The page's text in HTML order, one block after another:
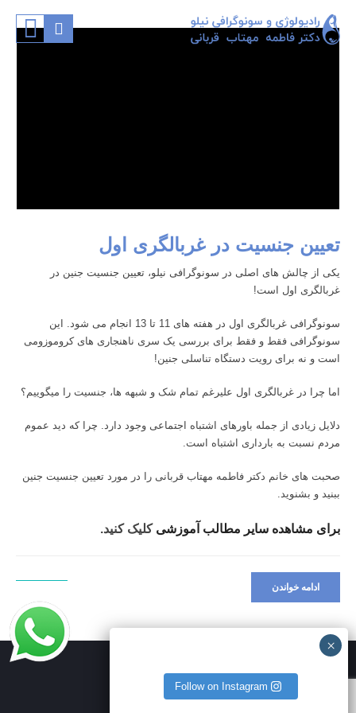
تعیین جنسیت در غربالگری اول
یکی از چالش های اصلی در سونوگرافی نیلو، تعیین جنسیت جنین در
غربالگری اول است!
سونوگرافی غربالگری اول
در هفته های 11 تا 13 انجام می شود. این
سونوگرافی فقط و فقط برای بررسی یک سری ناهنجاری های کروموزومی
است و نه برای رویت دستگاه تناسلی جنین!
اما چرا در غربالگری اول علیرغم تمام شک و شبهه ها، جنسیت را میگوییم؟
دلایل زیادی از جمله باورهای اشتباه اجتماعی وجود دارد. چرا که دید عموم
مردم نسبت به بارداری اشتباه است.
صحبت های خانم دکتر فاطمه مهتاب قربانی را در مورد تعیین جنسیت جنین
ببنید و بشنوید.
برای مشاهده سایر مطالب آموزشیکلیک کنید.
ادامه خواندن
Follow on Instagram